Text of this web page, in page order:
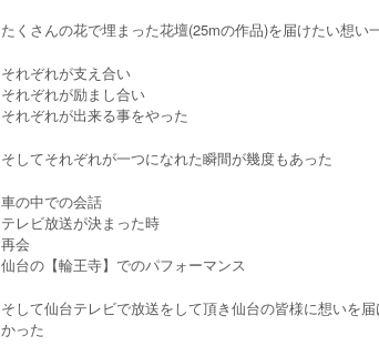
たくさんの花で埋まった花壇(25mの作品)を届けたい想い
それぞれが支え合い
それぞれが励まし合い
それぞれが出来る事をやった
そしてそれぞれが一つになれた瞬間が幾度もあった
車の中での会話
テレビ放送が決まった時
再会
仙台の【輪王寺】でのパフォーマンス
そして仙台テレビで放送をして頂き仙台の皆様に想いを
かった